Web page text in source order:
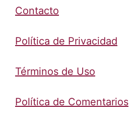
Contacto
Política de Privacidad
Términos de Uso
Política de Comentarios